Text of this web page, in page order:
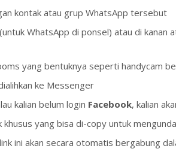
kontak atau grup WhatsApp tersebut
WhatsApp di ponsel) atau di kanan
yang bentuknya seperti handycam
ke Messenger
kalian belum login Facebook, kalian
khusus yang bisa di-copy untuk
ini akan secara otomatis bergabung